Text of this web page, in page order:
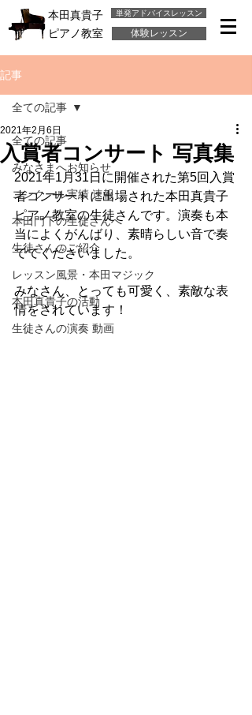
単発アドバイスレッスン
本田真貴子
ピアノ教室
体験レッスン
記事
全ての記事
みなさまへお知らせ
コンクール実績 速報
本田門下の生徒さんへ
生徒さんのご紹介
レッスン風景・本田マジック
本田真貴子の活動
生徒さんの演奏 動画
全ての記事
入賞者コンサート 写真集
2021年2月6日
2021年1月31日に開催された第5回入賞
者コンサートに出場された本田真貴子
ピアノ教室の生徒さんです。演奏も本
当によくがんばり、素晴らしい音で奏
でてくださいました。
みなさん、とっても可愛く、素敵な表
情をされています！